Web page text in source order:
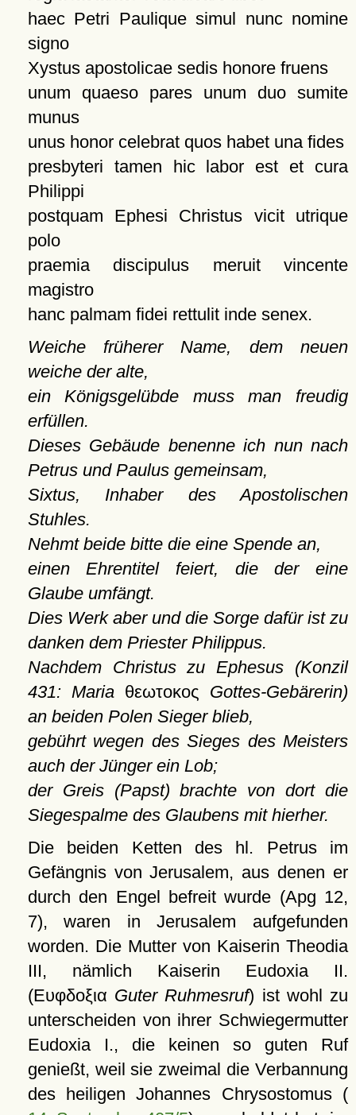
haec Petri Paulique simul nunc nomine
signo
Xystus apostolicae sedis honore fruens
unum quaeso pares unum duo sumite
munus
unus honor celebrat quos habet una fides
presbyteri tamen hic labor est et cura
Philippi
postquam Ephesi Christus vicit utrique
polo
praemia discipulus meruit vincente
magistro
hanc palmam fidei rettulit inde senex.
Weiche früherer Name, dem neuen
weiche der alte,
ein Königsgelübde muss man freudig
erfüllen.
Dieses Gebäude benenne ich nun nach
Petrus und Paulus gemeinsam,
Sixtus, Inhaber des Apostolischen
Stuhles.
Nehmt beide bitte die eine Spende an,
einen Ehrentitel feiert, die der eine
Glaube umfängt.
Dies Werk aber und die Sorge dafür ist zu
danken dem Priester Philippus.
Nachdem Christus zu Ephesus (Konzil
431: Maria θεωτοκος Gottes-Gebärerin)
an beiden Polen Sieger blieb,
gebührt wegen des Sieges des Meisters
auch der Jünger ein Lob;
der Greis (Papst) brachte von dort die
Siegespalme des Glaubens mit hierher.
Die beiden Ketten des hl. Petrus im
Gefängnis von Jerusalem, aus denen er
durch den Engel befreit wurde (Apg 12,
7), waren in Jerusalem aufgefunden
worden. Die Mutter von Kaiserin Theodia
III, nämlich Kaiserin Eudoxia II.
(Ευφδοξια Guter Ruhmesruf) ist wohl zu
unterscheiden von ihrer Schwiegermutter
Eudoxia I., die keinen so guten Ruf
genießt, weil sie zweimal die Verbannung
des heiligen Johannes Chrysostomus (